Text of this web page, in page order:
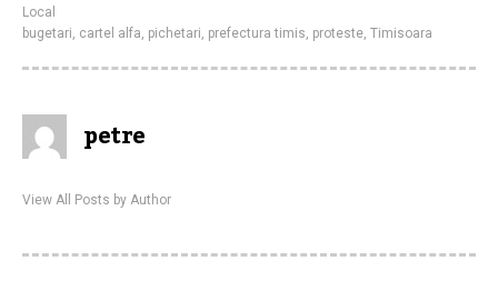
Local
bugetari, cartel alfa, pichetari, prefectura timis, proteste, Timisoara
petre
View All Posts by Author